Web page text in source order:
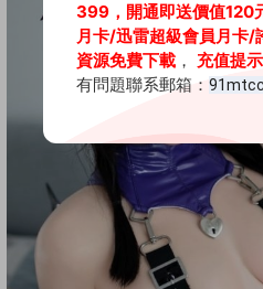
399，開通即送價值120
月卡/迅雷超級會員月卡/
資源免費下載 ， 充值提
有問題聯系郵箱：